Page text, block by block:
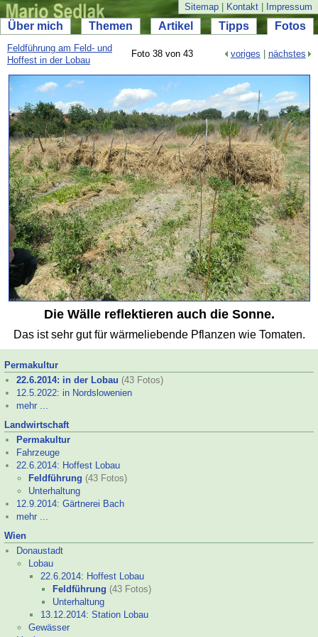
Sitemap Kontakt Impressum
Über mich Themen Artikel Tipps Fotos
Feldführung am Feld- und
Hoffest in der Lobau
Foto 38 von 43 voriges nächstes
Die Wälle reflektieren auch die Sonne.
Das ist sehr gut für wärmeliebende Pflanzen wie Tomaten.
Permakultur
22.6.2014: in der Lobau (43 Fotos)
12.5.2022: in Nordslowenien
mehr ...
Landwirtschaft
Permakultur
Fahrzeuge
22.6.2014: Hoffest Lobau
Feldführung (43 Fotos)
Unterhaltung
12.9.2014: Gärtnerei Bach
mehr ...
Wien
Donaustadt
Lobau
22.6.2014: Hoffest Lobau
Feldführung (43 Fotos)
Unterhaltung
13.12.2014: Station Lobau
Gewässer